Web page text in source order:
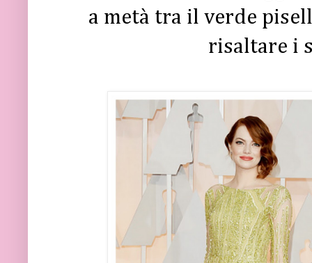
a metà tra il verde
risaltare i